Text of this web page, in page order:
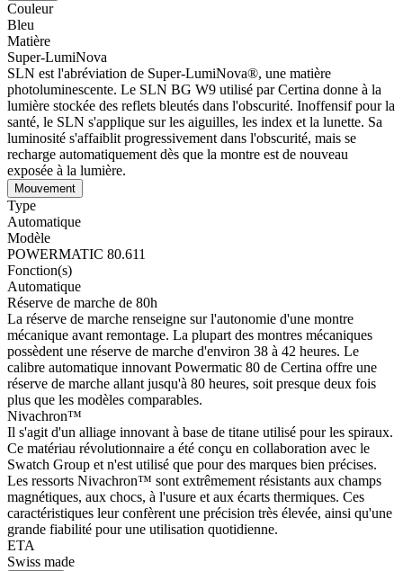
Couleur
Bleu
Matière
Super-LumiNova
SLN est l'abréviation de Super-LumiNova®, une matière
photoluminescente. Le SLN BG W9 utilisé par Certina donne à la
lumière stockée des reflets bleutés dans l'obscurité. Inoffensif pour la
santé, le SLN s'applique sur les aiguilles, les index et la lunette. Sa
luminosité s'affaiblit progressivement dans l'obscurité, mais se
recharge automatiquement dès que la montre est de nouveau
exposée à la lumière.
Mouvement
Type
Automatique
Modèle
POWERMATIC 80.611
Fonction(s)
Automatique
Réserve de marche de 80h
La réserve de marche renseigne sur l'autonomie d'une montre
mécanique avant remontage. La plupart des montres mécaniques
possèdent une réserve de marche d'environ 38 à 42 heures. Le
calibre automatique innovant Powermatic 80 de Certina offre une
réserve de marche allant jusqu'à 80 heures, soit presque deux fois
plus que les modèles comparables.
Nivachron™
Il s'agit d'un alliage innovant à base de titane utilisé pour les spiraux.
Ce matériau révolutionnaire a été conçu en collaboration avec le
Swatch Group et n'est utilisé que pour des marques bien précises.
Les ressorts Nivachron™ sont extrêmement résistants aux champs
magnétiques, aux chocs, à l'usure et aux écarts thermiques. Ces
caractéristiques leur confèrent une précision très élevée, ainsi qu'une
grande fiabilité pour une utilisation quotidienne.
ETA
Swiss made